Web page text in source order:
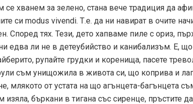
се хванем за зелено, стана вече традиция да
си modus vivendi. Т.е. да ни навират в очите
Според тях. Тези, дето хапваме пиле с ориз,
едва ли не в детеубийство и канибализъм. Е,
рупайте грудки и коренища, пасете
съм унищожила в живота си, що коприва и
млякото от устата на що агънцета-багънцета
бъркани в тигана със сиренце, пръстите